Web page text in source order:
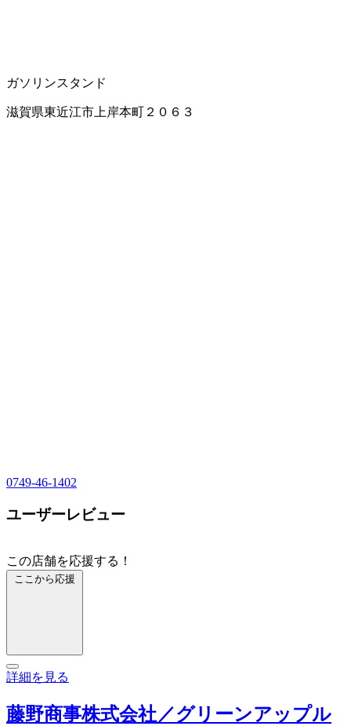
ガソリンスタンド
滋賀県東近江市上岸本町２０６３
0749-46-1402
ユーザーレビュー
この店舗を応援する！
ここから応援
詳細を見る
藤野商事株式会社／グリーンアップル